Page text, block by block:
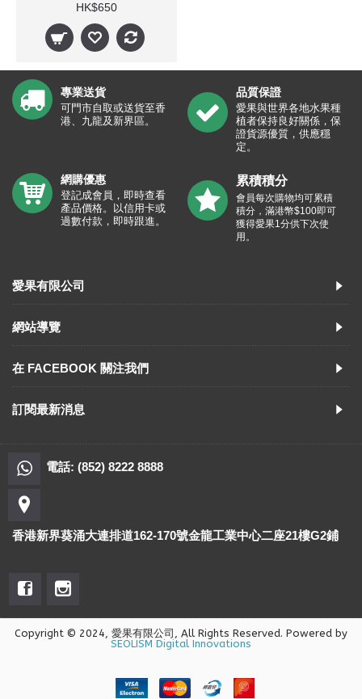
HK$650
專業送貨
可門市自取或送貨至香
港、九龍及新界區。
品質保證
愛果與世界各地水果種
植者保持良好關係，保
證貨源優質，供應穩
定。
網購優惠
登記成會員，即時查看
產品價格。以信用卡或
過數付款，即時跟進。
累積積分
會員每次購物均可累積
積分，滿港幣$100即可
獲得愛果1分供下次使
用。
愛果有限公司
網站導覽
在 FACEBOOK 關注我們
訂閱最新消息
電話: (852) 8222 8888
香港新界葵涌大連排道162-170號金龍工業中心二座21樓G2鋪
Copyright © 2024, 愛果有限公司, All Rights Reserved. Powered by
SEOLISM Digital Innovations